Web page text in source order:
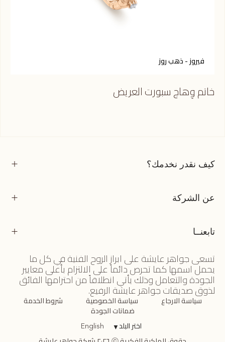
فيروز - ذهب روز
خاتم وِهاج سبورت العريض
كيف نقدر نخدمك؟
عن الشركة
تابعنــا
تسعى جواهر عايشة على ابراز الروح الفنية في كل ما
يحمل اسمها كما تحرص دائماً على الالتزام بأعلى معايير
الجودة والتعامل وذلك يأتي انطلاقاً من احترامها الفائق
لذوق صديقات جواهر عايشة الرفيع.
سياسة الارجاع سياسة الخصوصية شروط الخدمة
ضمانات الجودة
اختر البلد▼
English